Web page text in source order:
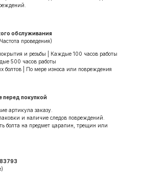
обслуживания
проведения)
и резьбы | Каждые 100 часов работы
500 часов работы
болтов | По мере износа или повреждения
перед покупкой
артикула заказу.
и наличие следов повреждений.
болта на предмет царапин, трещин или